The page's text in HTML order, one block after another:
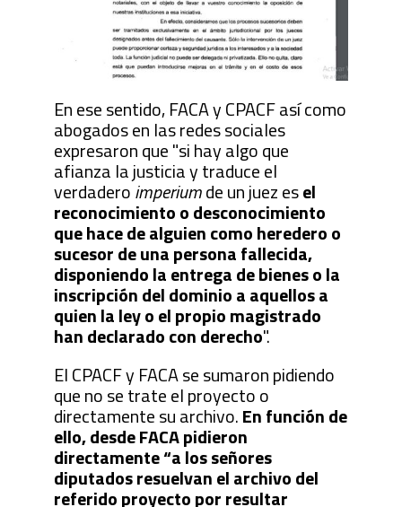
En ese sentido, FACA y CPACF así como
abogados en las redes sociales
expresaron que "si hay algo que
afianza la justicia y traduce el
verdaderoimperiumde un juez esel
reconocimiento o desconocimiento
que hace de alguien como heredero o
sucesor de una persona fallecida,
disponiendo la entrega de bienes o la
inscripción del dominio a aquellos a
quien la ley o el propio magistrado
han declarado con derecho".
El CPACF y FACA se sumaron pidiendo
que no se trate el proyecto o
directamente su archivo.En función de
ello, desde FACA pidieron
directamente “a los señores
diputados resuelvan el archivo del
referido proyecto por resultar